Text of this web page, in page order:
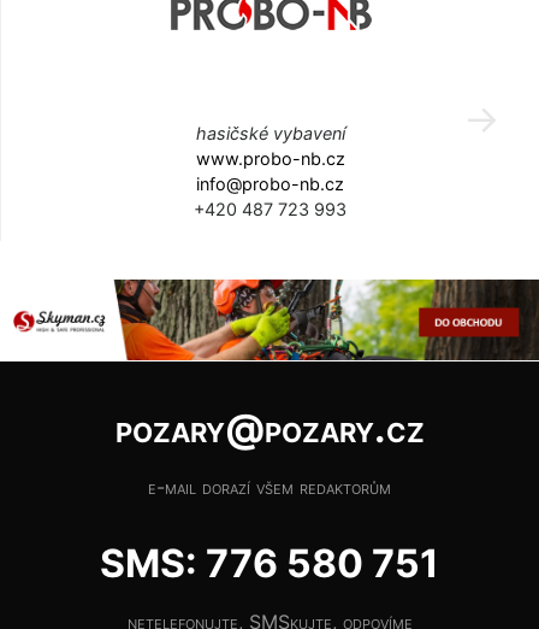
hasičské vybavení
www.probo-nb.cz
info@probo-nb.cz
+420 487 723 993
pozary@pozary.cz
e-mail dorazí všem redaktorům
SMS: 776 580 751
netelefonujte, SMSkujte, odpovíme